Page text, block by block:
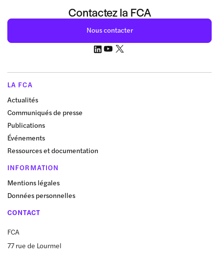
Contactez la FCA
Nous contacter
LA FCA
Actualités
Communiqués de presse
Publications
Événements
Ressources et documentation
INFORMATION
Mentions légales
Données personnelles
CONTACT
FCA
77 rue de Lourmel